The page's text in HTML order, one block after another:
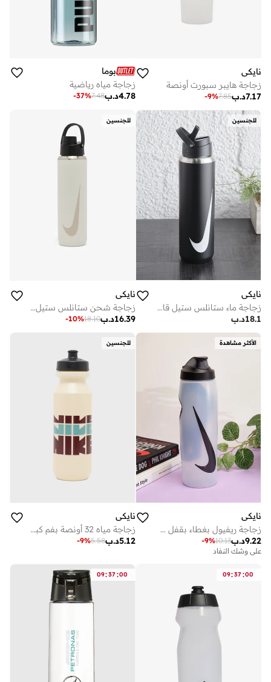
نايكي
زجاجة هايبر سبورت أونصة
د.ب7.17
7.85
-9%
بوما
زجاجة مياه رياضية
د.ب4.78
7.48
-37%
للجنسين
نايكي
زجاجة ماء ستانلس ستيل قابلة لإعادة التعبئة أونصة
د.ب18.1
للجنسين
نايكي
زجاجة شحن ستانلس ستيل أونصة
د.ب16.39
18.10
-10%
الأكثر مشاهدة
نايكي
زجاجة ريفيول بغطاء بقفل سعة 1 لتر
د.ب9.22
10.13
-9%
على وشك النفاد
للجنسين
نايكي
زجاجة مياه 32 أونصة بفم كبير ورسومات
د.ب5.12
5.58
-9%
09:37 :00
09:37 :00